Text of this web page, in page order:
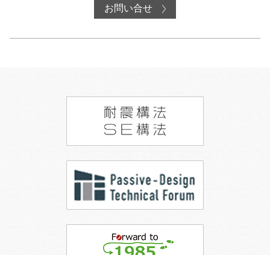
お問い合せ